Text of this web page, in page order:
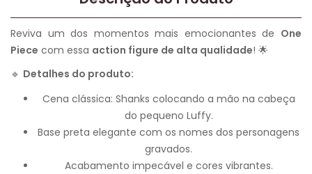
Reviva um dos momentos mais emocionantes de One
Piece com essa action figure de alta qualidade! 🌟
🔹 Detalhes do produto:
Cena clássica: Shanks colocando a mão na cabeça
do pequeno Luffy.
Base preta elegante com os nomes dos personagens
gravados.
Acabamento impecável e cores vibrantes.